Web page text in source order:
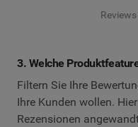
3. Welche
Filtern Sie Ihre
Ihre Kunden wollen.
Rezensionen